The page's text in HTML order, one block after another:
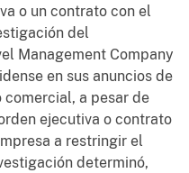
o un contrato con el
del
Management Company
en sus anuncios de
a pesar de
ejecutiva o contrato
a restringir el
determinó,